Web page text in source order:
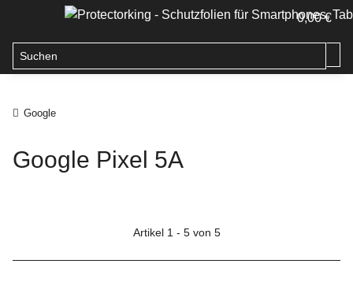
0,00 €
Google
Google Pixel 5A
Artikel 1 - 5 von 5